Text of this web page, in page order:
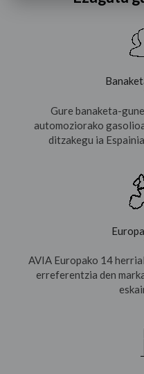
Gure banaketa-
automoziorako
ditzakegu ia
AVIA Europako 14
erreferentzia den